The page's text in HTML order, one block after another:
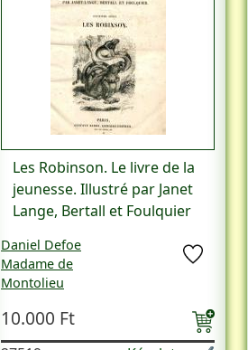
Les Robinson. Le livre de la
jeunesse. Illustré par Janet
Lange, Bertall et Foulquier
Daniel Defoe
Madame de
Montolieu
Bédollière
10.000 Ft